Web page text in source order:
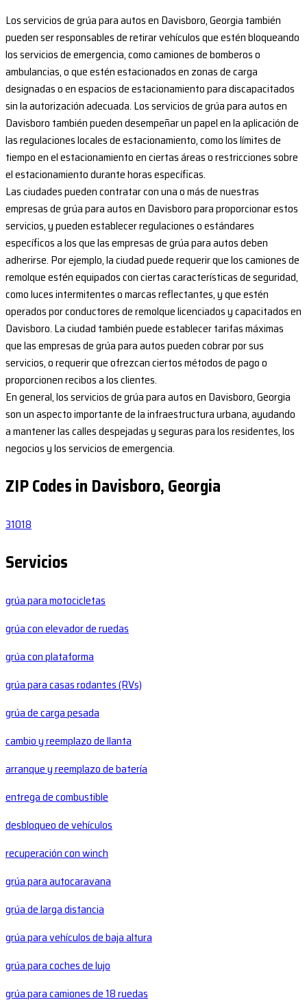
Los servicios de grúa para autos en Davisboro, Georgia también
pueden ser responsables de retirar vehículos que estén bloqueando
los servicios de emergencia, como camiones de bomberos o
ambulancias, o que estén estacionados en zonas de carga
designadas o en espacios de estacionamiento para discapacitados
sin la autorización adecuada. Los servicios de grúa para autos en
Davisboro también pueden desempeñar un papel en la aplicación de
las regulaciones locales de estacionamiento, como los límites de
tiempo en el estacionamiento en ciertas áreas o restricciones sobre
el estacionamiento durante horas específicas.
Las ciudades pueden contratar con una o más de nuestras
empresas de grúa para autos en Davisboro para proporcionar estos
servicios, y pueden establecer regulaciones o estándares
específicos a los que las empresas de grúa para autos deben
adherirse. Por ejemplo, la ciudad puede requerir que los camiones de
remolque estén equipados con ciertas características de seguridad,
como luces intermitentes o marcas reflectantes, y que estén
operados por conductores de remolque licenciados y capacitados en
Davisboro. La ciudad también puede establecer tarifas máximas
que las empresas de grúa para autos pueden cobrar por sus
servicios, o requerir que ofrezcan ciertos métodos de pago o
proporcionen recibos a los clientes.
En general, los servicios de grúa para autos en Davisboro, Georgia
son un aspecto importante de la infraestructura urbana, ayudando
a mantener las calles despejadas y seguras para los residentes, los
negocios y los servicios de emergencia.
ZIP Codes in Davisboro, Georgia
31018
Servicios
grúa para motocicletas
grúa con elevador de ruedas
grúa con plataforma
grúa para casas rodantes (RVs)
grúa de carga pesada
cambio y reemplazo de llanta
arranque y reemplazo de batería
entrega de combustible
desbloqueo de vehículos
recuperación con winch
grúa para autocaravana
grúa de larga distancia
grúa para vehículos de baja altura
grúa para coches de lujo
grúa para camiones de 18 ruedas